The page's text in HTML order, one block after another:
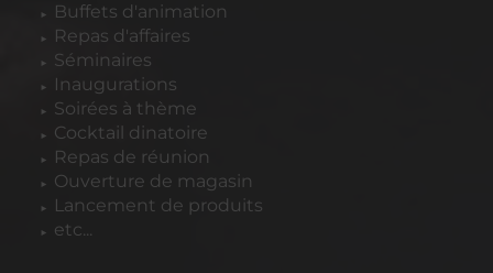
Buffets d'animation
Repas d'affaires
Séminaires
Inaugurations
Soirées à thème
Cocktail dinatoire
Repas de réunion
Ouverture de magasin
Lancement de produits
etc...